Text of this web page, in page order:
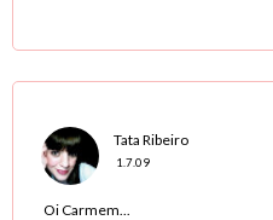
Tata Ribeiro
1.7.09
Oi Carmem...